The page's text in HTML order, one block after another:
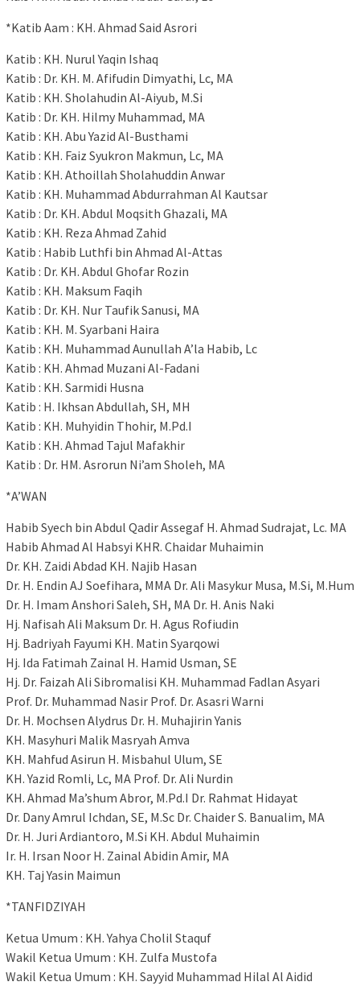
*Katib Aam : KH. Ahmad Said Asrori
Katib : KH. Nurul Yaqin Ishaq
Katib : Dr. KH. M. Afifudin Dimyathi, Lc, MA
Katib : KH. Sholahudin Al-Aiyub, M.Si
Katib : Dr. KH. Hilmy Muhammad, MA
Katib : KH. Abu Yazid Al-Busthami
Katib : KH. Faiz Syukron Makmun, Lc, MA
Katib : KH. Athoillah Sholahuddin Anwar
Katib : KH. Muhammad Abdurrahman Al Kautsar
Katib : Dr. KH. Abdul Moqsith Ghazali, MA
Katib : KH. Reza Ahmad Zahid
Katib : Habib Luthfi bin Ahmad Al-Attas
Katib : Dr. KH. Abdul Ghofar Rozin
Katib : KH. Maksum Faqih
Katib : Dr. KH. Nur Taufik Sanusi, MA
Katib : KH. M. Syarbani Haira
Katib : KH. Muhammad Aunullah A’la Habib, Lc
Katib : KH. Ahmad Muzani Al-Fadani
Katib : KH. Sarmidi Husna
Katib : H. Ikhsan Abdullah, SH, MH
Katib : KH. Muhyidin Thohir, M.Pd.I
Katib : KH. Ahmad Tajul Mafakhir
Katib : Dr. HM. Asrorun Ni’am Sholeh, MA
*A’WAN
Habib Syech bin Abdul Qadir Assegaf H. Ahmad Sudrajat, Lc. MA
Habib Ahmad Al Habsyi KHR. Chaidar Muhaimin
Dr. KH. Zaidi Abdad KH. Najib Hasan
Dr. H. Endin AJ Soefihara, MMA Dr. Ali Masykur Musa, M.Si, M.Hum
Dr. H. Imam Anshori Saleh, SH, MA Dr. H. Anis Naki
Hj. Nafisah Ali Maksum Dr. H. Agus Rofiudin
Hj. Badriyah Fayumi KH. Matin Syarqowi
Hj. Ida Fatimah Zainal H. Hamid Usman, SE
Hj. Dr. Faizah Ali Sibromalisi KH. Muhammad Fadlan Asyari
Prof. Dr. Muhammad Nasir Prof. Dr. Asasri Warni
Dr. H. Mochsen Alydrus Dr. H. Muhajirin Yanis
KH. Masyhuri Malik Masryah Amva
KH. Mahfud Asirun H. Misbahul Ulum, SE
KH. Yazid Romli, Lc, MA Prof. Dr. Ali Nurdin
KH. Ahmad Ma’shum Abror, M.Pd.I Dr. Rahmat Hidayat
Dr. Dany Amrul Ichdan, SE, M.Sc Dr. Chaider S. Banualim, MA
Dr. H. Juri Ardiantoro, M.Si KH. Abdul Muhaimin
Ir. H. Irsan Noor H. Zainal Abidin Amir, MA
KH. Taj Yasin Maimun
*TANFIDZIYAH
Ketua Umum : KH. Yahya Cholil Staquf
Wakil Ketua Umum : KH. Zulfa Mustofa
Wakil Ketua Umum : KH. Sayyid Muhammad Hilal Al Aidid